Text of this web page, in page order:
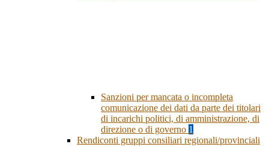
Sanzioni per mancata o incompleta
comunicazione dei dati da parte dei titolari
di incarichi politici, di amministrazione, di
direzione o di governo 1
Rendiconti gruppi consiliari regionali/provinciali